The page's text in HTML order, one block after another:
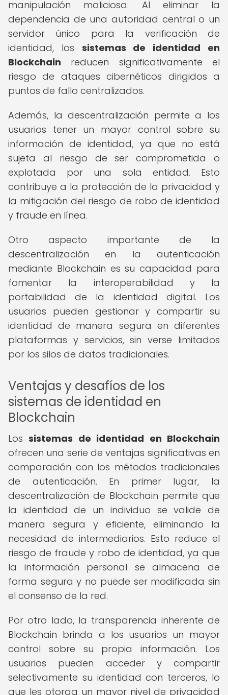
manipulación maliciosa. Al eliminar la
dependencia de una autoridad central o un
servidor único para la verificación de
identidad, los sistemas de identidad en
Blockchain reducen significativamente el
riesgo de ataques cibernéticos dirigidos a
puntos de fallo centralizados.
Además, la descentralización permite a los
usuarios tener un mayor control sobre su
información de identidad, ya que no está
sujeta al riesgo de ser comprometida o
explotada por una sola entidad. Esto
contribuye a la protección de la privacidad y
la mitigación del riesgo de robo de identidad
y fraude en línea.
Otro aspecto importante de la
descentralización en la autenticación
mediante Blockchain es su capacidad para
fomentar la interoperabilidad y la
portabilidad de la identidad digital. Los
usuarios pueden gestionar y compartir su
identidad de manera segura en diferentes
plataformas y servicios, sin verse limitados
por los silos de datos tradicionales.
Ventajas y desafíos de los
sistemas de identidad en
Blockchain
Lossistemas de identidad en Blockchain
ofrecen una serie de ventajas significativas en
comparación con los métodos tradicionales
de autenticación. En primer lugar, la
descentralización de Blockchain permite que
la identidad de un individuo se valide de
manera segura y eficiente, eliminando la
necesidad de intermediarios. Esto reduce el
riesgo de fraude y robo de identidad, ya que
la información personal se almacena de
forma segura y no puede ser modificada sin
el consenso de la red.
Por otro lado, la transparencia inherente de
Blockchain brinda a los usuarios un mayor
control sobre su propia información. Los
usuarios pueden acceder y compartir
selectivamente su identidad con terceros, lo
que les otorga un mayor nivel de privacidad